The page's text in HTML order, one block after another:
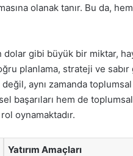
olanak tanır. Bu da,
dolar gibi büyük bir miktar,
planlama, strateji ve
aynı zamanda
başarıları hem de
oynamaktadır.
Yatırım Amaçları